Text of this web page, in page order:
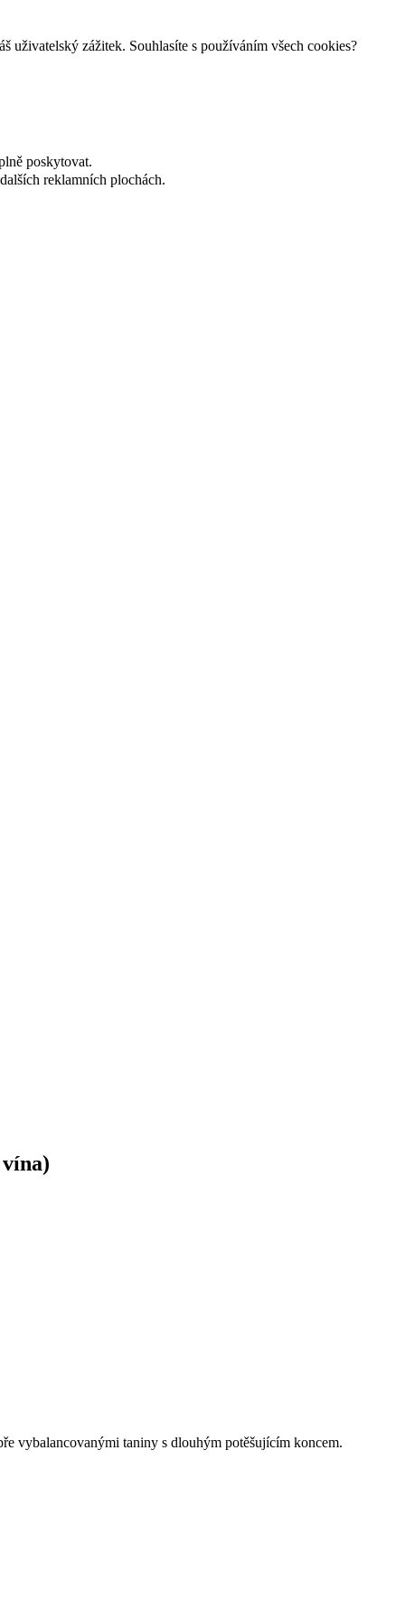
uživatelský zážitek. Souhlasíte s používáním všech cookies?
poskytovat.
reklamních plochách.
vybalancovanými taniny s dlouhým potěšujícím koncem.